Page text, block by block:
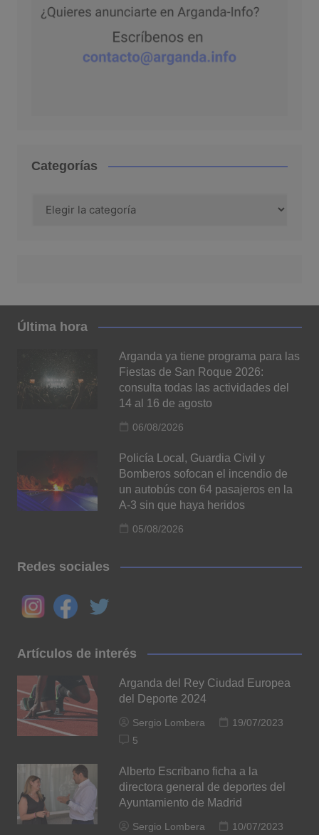
Categorías
Última hora
Arganda ya tiene programa para las
Fiestas de San Roque 2026:
consulta todas las actividades del
14 al 16 de agosto
06/08/2026
Policía Local, Guardia Civil y
Bomberos sofocan el incendio de
un autobús con 64 pasajeros en la
A-3 sin que haya heridos
05/08/2026
Redes sociales
Artículos de interés
Arganda del Rey Ciudad Europea
del Deporte 2024
Sergio Lombera
19/07/2023
5
Alberto Escribano ficha a la
directora general de deportes del
Ayuntamiento de Madrid
Sergio Lombera 10/07/2023